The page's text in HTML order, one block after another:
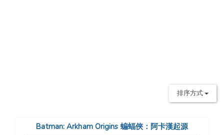
排序方式
Batman: Arkham Origins 蝙蝠俠：阿卡漢起源